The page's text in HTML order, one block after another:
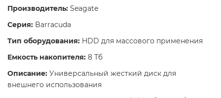
Производитель: Seagate
Серия: Barracuda
Тип оборудования: HDD для массового применения
Емкость накопителя: 8 Тб
Описание: Универсальный жесткий диск для
внешнего использования